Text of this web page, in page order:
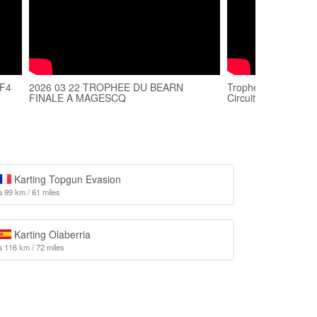
2026 03 22 TROPHEE DU BEARN
FINALE A MAGESCQ
Trophée UFOLEP
Circuits de
Karting Topgun Evasion
99 km / 61 miles
Karting Olaberria
116 km / 72 miles